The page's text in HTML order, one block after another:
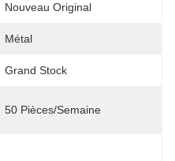
Nouveau Original
Métal
Grand Stock
50 Pièces/semaine